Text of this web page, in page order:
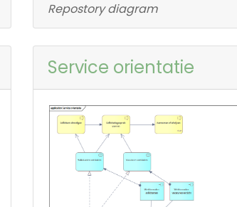
Repostory diagram
Service orientatie